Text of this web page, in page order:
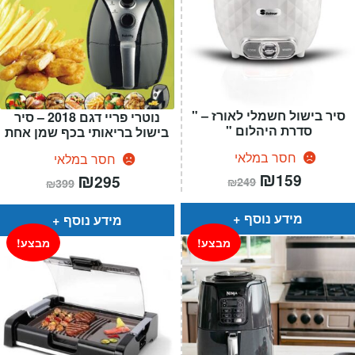
נוטרי פריי דגם 2018 – סיר
בישול בריאותי בכף שמן אחת
חסר במלאי
₪399 המחיר
המקורי
היה:
₪399.
₪295
הוא:
מידע נוסף
סיר בישול חשמלי לאורז – "
סדרת היהלום "
חסר במלאי
₪249 המחיר
המקורי
היה:
₪249.
₪159
הוא:
מידע נוסף
מבצע! מבצע!